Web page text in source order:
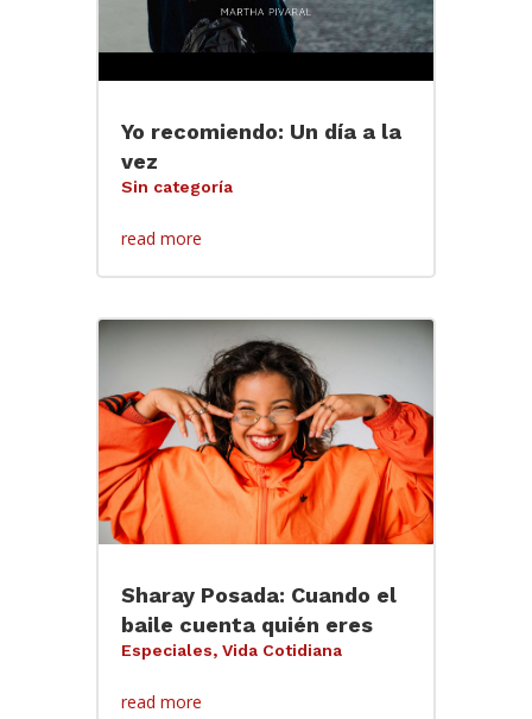
Yo recomiendo: Un día a la
vez
Sin categoría
read more
Sharay Posada: Cuando el
baile cuenta quién eres
Especiales, Vida Cotidiana
read more